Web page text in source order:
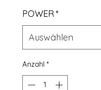
POWER*
Anzahl *